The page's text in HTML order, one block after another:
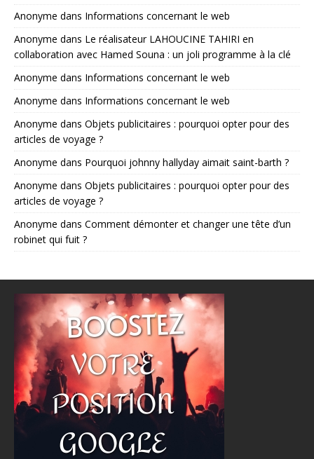
Anonyme dans Informations concernant le web
Anonyme dans Le réalisateur LAHOUCINE TAHIRI en
collaboration avec Hamed Souna : un joli programme à la clé
Anonyme dans Informations concernant le web
Anonyme dans Informations concernant le web
Anonyme dans Objets publicitaires : pourquoi opter pour des
articles de voyage ?
Anonyme dans Pourquoi johnny hallyday aimait saint-barth ?
Anonyme dans Objets publicitaires : pourquoi opter pour des
articles de voyage ?
Anonyme dans Comment démonter et changer une tête d’un
robinet qui fuit ?